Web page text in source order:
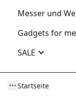
Messer und
Gadgets for
SALE
Startseite